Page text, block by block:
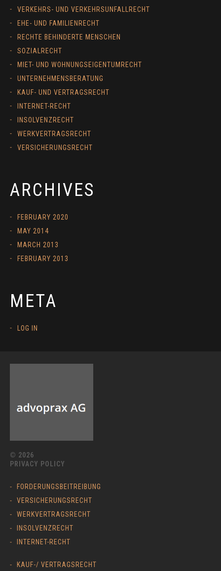
VERKEHRS- UND VERKEHRSUNFALLRECHT
EHE- UND FAMILIENRECHT
RECHTE BEHINDERTE MENSCHEN
SOZIALRECHT
MIET- UND WOHNUNGSEIGENTUMRECHT
UNTERNEHMENSBERATUNG
KAUF- UND VERTRAGSRECHT
INTERNET-RECHT
INSOLVENZRECHT
WERKVERTRAGSRECHT
VERSICHERUNGSRECHT
ARCHIVES
FEBRUARY 2020
MAY 2014
MARCH 2013
FEBRUARY 2013
META
LOG IN
© 2026
PRIVACY POLICY
FORDERUNGSBEITREIBUNG
VERSICHERUNGSRECHT
WERKVERTRAGSRECHT
INSOLVENZRECHT
INTERNET-RECHT
KAUF-/ VERTRAGSRECHT